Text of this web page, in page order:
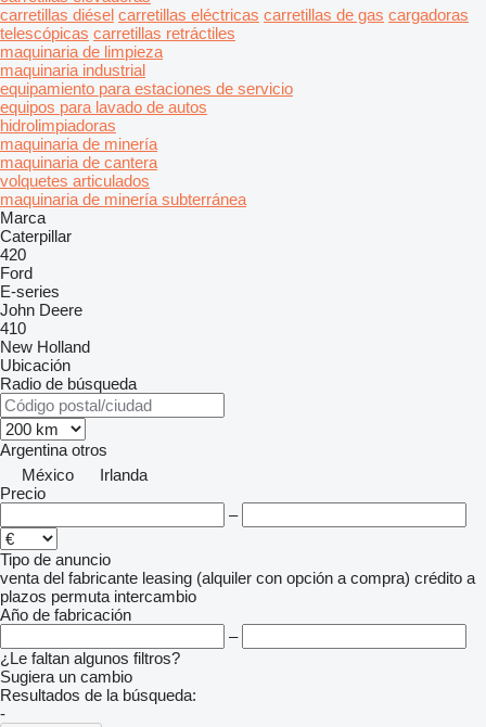
carretillas diésel carretillas eléctricas carretillas de gas cargadoras
telescópicas carretillas retráctiles
maquinaria de limpieza
maquinaria industrial
equipamiento para estaciones de servicio
equipos para lavado de autos
hidrolimpiadoras
maquinaria de minería
maquinaria de cantera
volquetes articulados
maquinaria de minería subterránea
Marca
Caterpillar
420
Ford
E-series
John Deere
410
New Holland
Ubicación
Radio de búsqueda
Argentina otros
México
Irlanda
Precio
–
Tipo de anuncio
venta del fabricante leasing (alquiler con opción a compra) crédito a
plazos permuta intercambio
Año de fabricación
–
¿Le faltan algunos filtros?
Sugiera un cambio
Resultados de la búsqueda:
-